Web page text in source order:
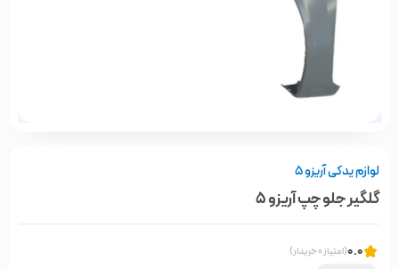
لوازم یدکی آریزو 5
گلگیر جلو چپ آریزو 5
0.0(امتیاز 0 خریدار)